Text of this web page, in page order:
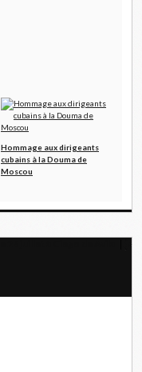
Hommage aux dirigeants
cubains à la Douma de
Moscou